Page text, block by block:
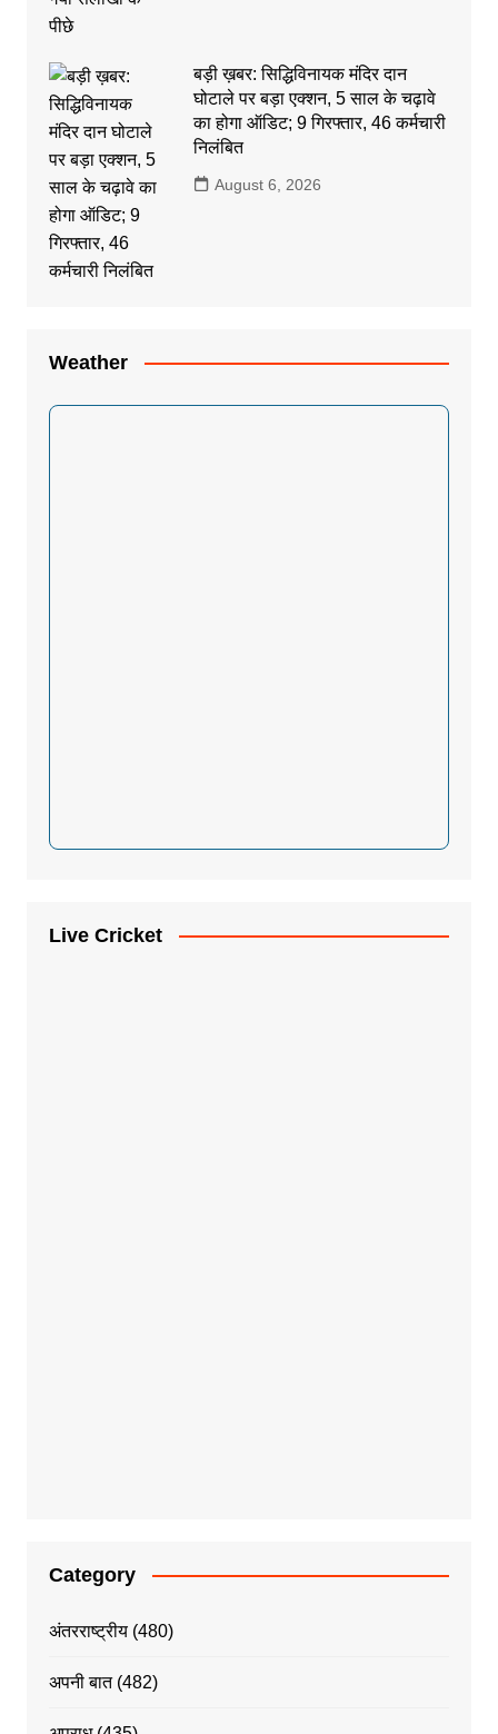
बड़ी ख़बर: सिद्धिविनायक मंदिर दान
घोटाले पर बड़ा एक्शन, 5 साल के चढ़ावे
का होगा ऑडिट; 9 गिरफ्तार, 46 कर्मचारी
निलंबित
August 6, 2026
Weather
Live Cricket
Category
अंतरराष्ट्रीय(480)
अपनी बात(482)